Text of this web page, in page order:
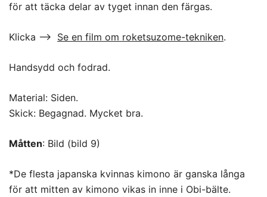
för att täcka delar av tyget innan den färgas.
Klicka –> Se en film om roketsuzome-tekniken.
Handsydd och fodrad.
Material: Siden.
Skick: Begagnad. Mycket bra.
Måtten: Bild (bild 9)
*De flesta japanska kvinnas kimono är ganska långa
för att mitten av kimono vikas in inne i Obi-bälte.